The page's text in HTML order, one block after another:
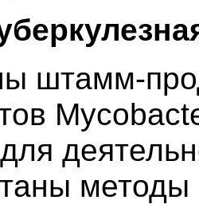
штамм-
методы